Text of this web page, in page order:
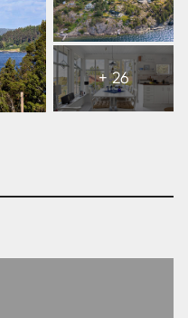
+ 26
Visa
alla
32
bilder